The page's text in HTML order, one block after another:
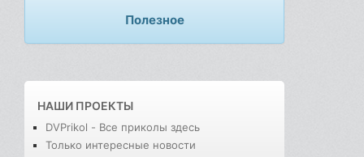
Полезное
НАШИ ПРОЕКТЫ
DVPrikol - Все приколы здесь
Только интересные новости